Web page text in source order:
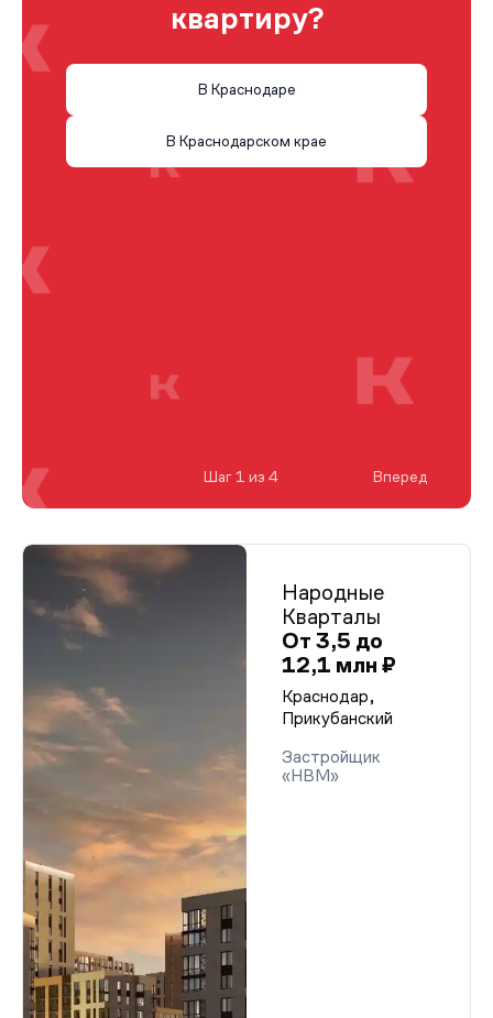
Народные
Кварталы
От 3,5 до
12,1 млн ₽
Краснодар,
Прикубанский
Застройщик
«НВМ»
квартиру?
В Краснодаре
В Краснодарском крае
Шаг 1 из 4 Вперед